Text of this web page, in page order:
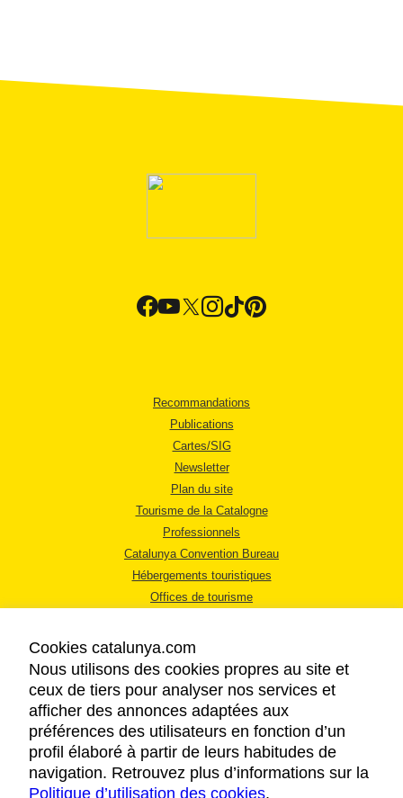
Recommandations
Publications
Cartes/SIG
Newsletter
Plan du site
Tourisme de la Catalogne
Professionnels
Catalunya Convention Bureau
Hébergements touristiques
Offices de tourisme
MENTIONS LÉGALES
RÈGLES DE CONFIDENTIALITÉ
COOKIES
ACCESSIBILITÉ
Cookies catalunya.com
Nous utilisons des cookies propres au site et
ceux de tiers pour analyser nos services et
afficher des annonces adaptées aux
préférences des utilisateurs en fonction d’un
profil élaboré à partir de leurs habitudes de
navigation. Retrouvez plus d’informations sur la
Politique d’utilisation des cookies.